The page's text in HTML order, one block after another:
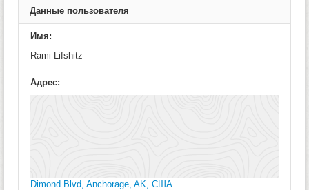
Данные пользователя
Имя:
Rami Lifshitz
Адрес:
Dimond Blvd, Anchorage, AK, США